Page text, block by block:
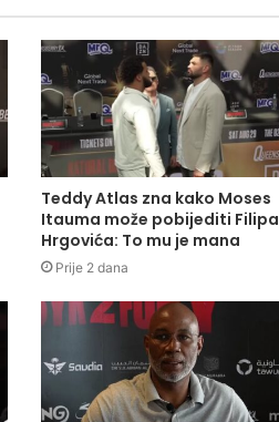
Teddy Atlas zna kako Moses
Itauma može pobijediti Filipa
Hrgovića: To mu je mana
Prije 2 dana